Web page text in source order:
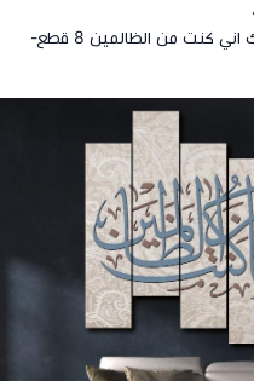
لوحة جدارية بعنوان لا اله الا انت سبحانك اني كنت من الظالمين 8 قطع-